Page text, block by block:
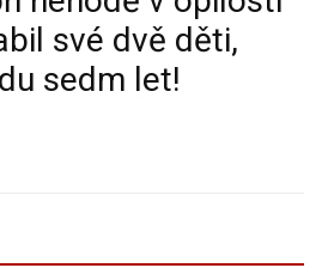
své dvě děti,
sedm let!